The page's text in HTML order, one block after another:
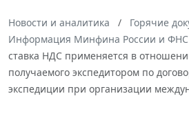
Новости и аналитика
Горячие
Информация Минфина России и ФНС
ставка НДС применяется в
получаемого экспедитором по
экспедиции при организации